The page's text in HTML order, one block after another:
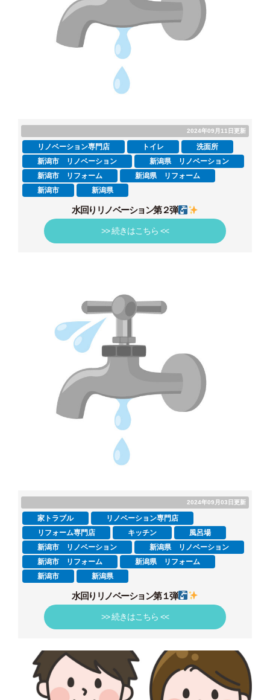
2024年09月11日更新
リノベーション専門店 トイレ
洗面所
新潟市 リノベーション
新潟県 リノベーション
新潟市 リフォーム
新潟県 リフォーム
新潟市
新潟県
水回りリノベーション第２弾
>> 続きはこちら <<
2024年09月03日更新
家トラブル
リノベーション専門店
リフォーム専門店
キッチン
風呂場
新潟市 リノベーション
新潟県 リノベーション
新潟市 リフォーム
新潟県 リフォーム
新潟市
新潟県
水回りリノベーション第１弾
>> 続きはこちら <<